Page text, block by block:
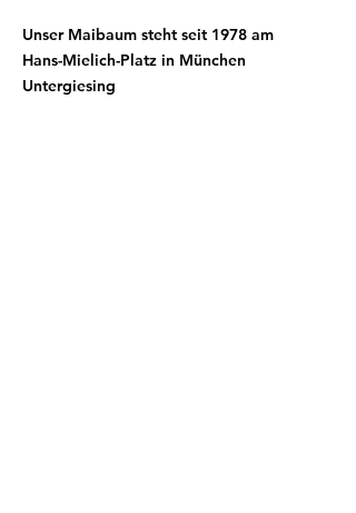
Unser Maibaum steht seit 1978 am
Hans-Mielich-Platz in München
Untergiesing